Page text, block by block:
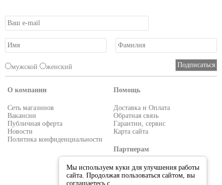
мужской женский
О компании
Сеть магазинов
Вакансии
Публичная оферта
Новости
Политика конфиденциальности
Помощь
Доставка и Оплата
Обратная связь
Гарантии, сервис
Карта сайта
Партнерам
Условия работы
Реквизиты
Мы используем куки для улучшения работы
сайта. Продолжая пользоваться сайтом, вы
соглашаетесь с